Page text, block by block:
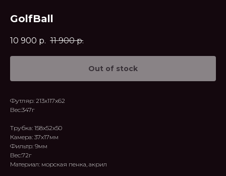
GolfBall
10 900 р. 11 900 р.
Out of stock
Футляр: 213х117х62
Вес:347г
Трубка: 158х52х50
Камера: 37x17мм
Фильтр: 9мм
Вес:72г
Материал: морская пенка, акрил